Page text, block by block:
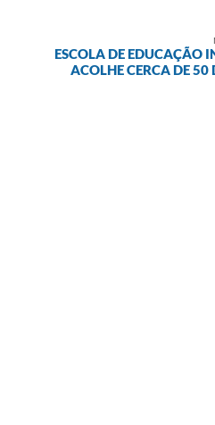
ESCOLA DE EDUCAÇÃO
ACOLHE CERCA DE